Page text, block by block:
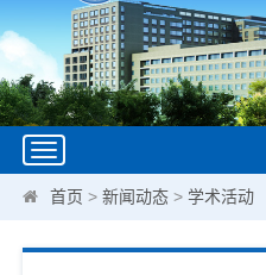
Toggle
navigation
首页 >新闻动态 >学术活动